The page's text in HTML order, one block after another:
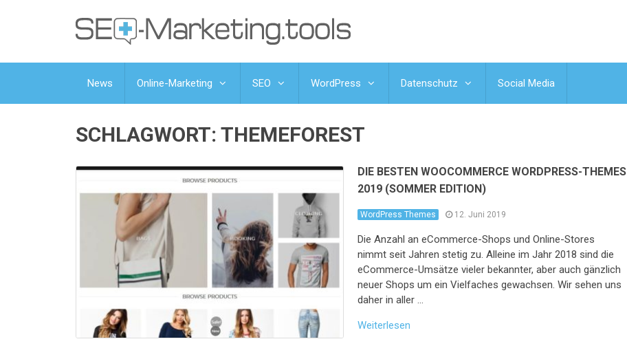
News Online-Marketing SEO WordPress Datenschutz Social Media
SCHLAGWORT: THEMEFOREST
DIE BESTEN WOOCOMMERCE WORDPRESS-THEMES
2019 (SOMMER EDITION)
WordPress Themes 12. Juni 2019
Die Anzahl an eCommerce-Shops und Online-Stores
nimmt seit Jahren stetig zu. Alleine im Jahr 2018 sind die
eCommerce-Umsätze vieler bekannter, aber auch gänzlich
neuer Shops um ein Vielfaches gewachsen. Wir sehen uns
daher in aller …
Weiterlesen